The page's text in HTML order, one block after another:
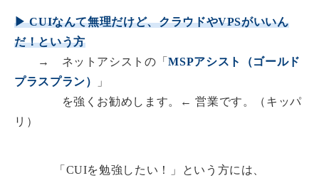
▶ CUIなんて無理だけど、クラウドやVPSがいいん
だ！という方
→ ネットアシストの「MSPアシスト（ゴールド
プラスプラン）
」
を強くお勧めします。← 営業です。（キッパ
リ）
「CUIを勉強したい！」という方には、